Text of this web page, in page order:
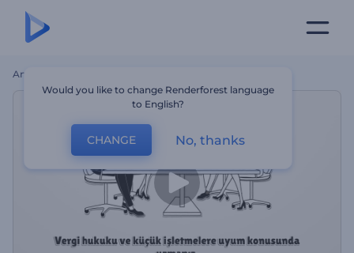
Ana Sayfa
Would you like to change Renderforest language
to English?
CHANGE No, thanks